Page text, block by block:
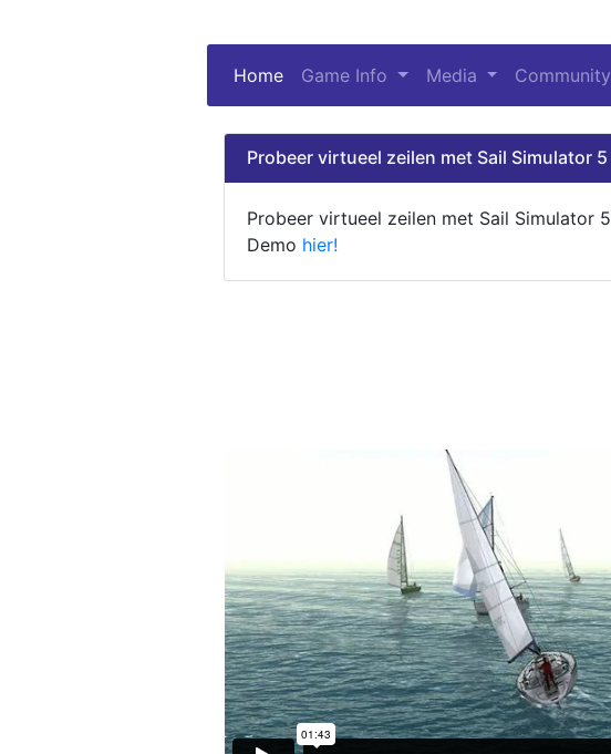
Home (current)
Game Info Media Community
Probeer virtueel zeilen met Sail Simulator 5
Probeer virtueel zeilen met Sail Simulator
Demo hier!